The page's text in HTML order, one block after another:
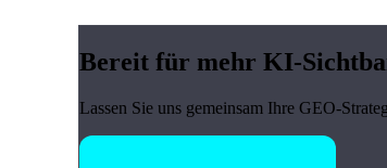
Bereit für mehr KI-
Lassen Sie uns gemeinsam Ihre GEO-